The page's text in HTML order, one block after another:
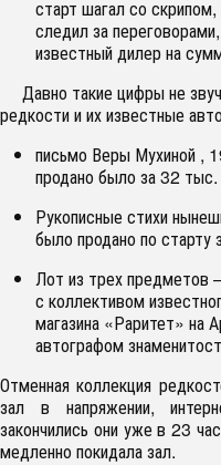
старт шагал со
следил за
известный дилер на
Давно такие цифры не
редкости и их известные
письмо Веры Мухиной ,
продано было за 32 тыс.
Рукописные стихи
было продано по
Лот из трех предметов
с коллективом
магазина «Раритет» на
автографом
Отменная коллекция
зал в напряжении,
закончились они уже в 23
медленно покидала зал.